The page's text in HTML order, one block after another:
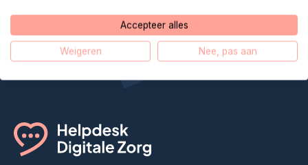
les soins à distance
Accepteer alles
Weigeren Nee, pas aan